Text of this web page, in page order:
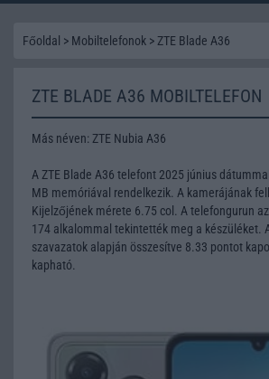
Főoldal > Mobiltelefonok > ZTE Blade A36
ZTE BLADE A36 MOBILTELEFON
Más néven: ZTE Nubia A36
A ZTE Blade A36 telefont 2025 június
MB memóriával rendelkezik. A kamerájának
Kijelzőjének mérete 6.75 col. A telefongurun
174 alkalommal tekintették meg a készüléket.
szavazatok alapján összesítve 8.33 pontot
kapható.